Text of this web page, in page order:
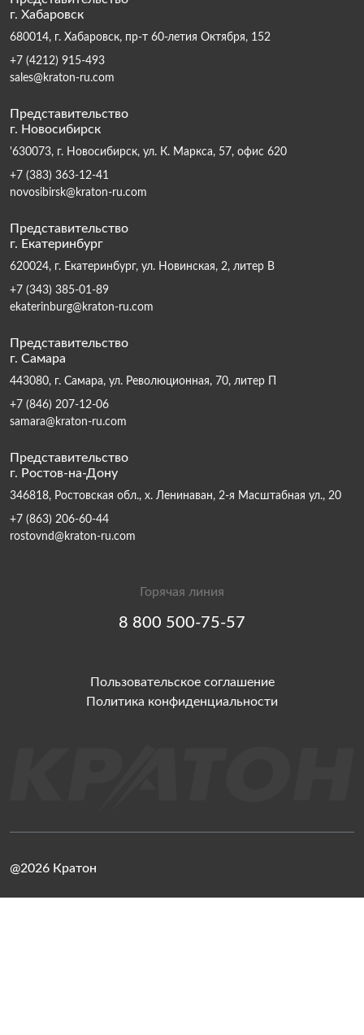
г. Хабаровск
680014, г. Хабаровск, пр-т 60-летия Октября, 152
+7 (4212) 915-493
sales@kraton-ru.com
Представительство
г. Новосибирск
'630073, г. Новосибирск, ул. К. Маркса, 57, офис 620
+7 (383) 363-12-41
novosibirsk@kraton-ru.com
Представительство
г. Екатеринбург
620024, г. Екатеринбург, ул. Новинская, 2, литер В
+7 (343) 385-01-89
ekaterinburg@kraton-ru.com
Представительство
г. Самара
443080, г. Самара, ул. Революционная, 70, литер П
+7 (846) 207-12-06
samara@kraton-ru.com
Представительство
г. Ростов-на-Дону
346818, Ростовская обл., х. Ленинаван, 2-я Масштабная ул., 20
+7 (863) 206-60-44
rostovnd@kraton-ru.com
Горячая линия
8 800 500-75-57
Пользовательское соглашение
Политика конфиденциальности
@2026 Кратон